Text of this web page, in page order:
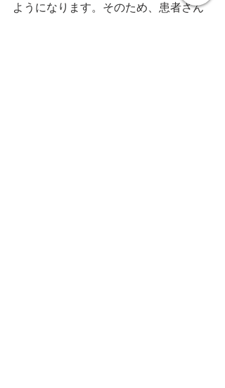
ようになります。そのため、患者さん